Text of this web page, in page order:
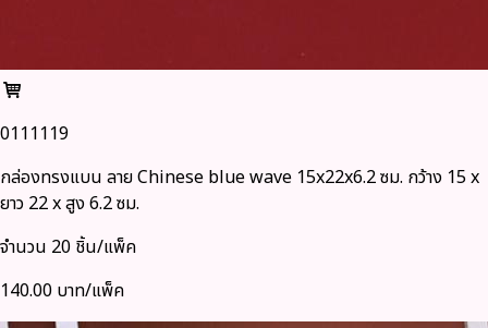
0111119
กล่องทรงแบน ลาย Chinese blue wave 15x22x6.2 ซม. กว้าง 15 x
ยาว 22 x สูง 6.2 ซม.
จำนวน 20 ชิ้น/แพ็ค
140.00 บาท/แพ็ค